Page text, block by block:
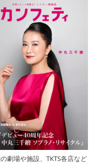
劇場や施設、TKTS各店など